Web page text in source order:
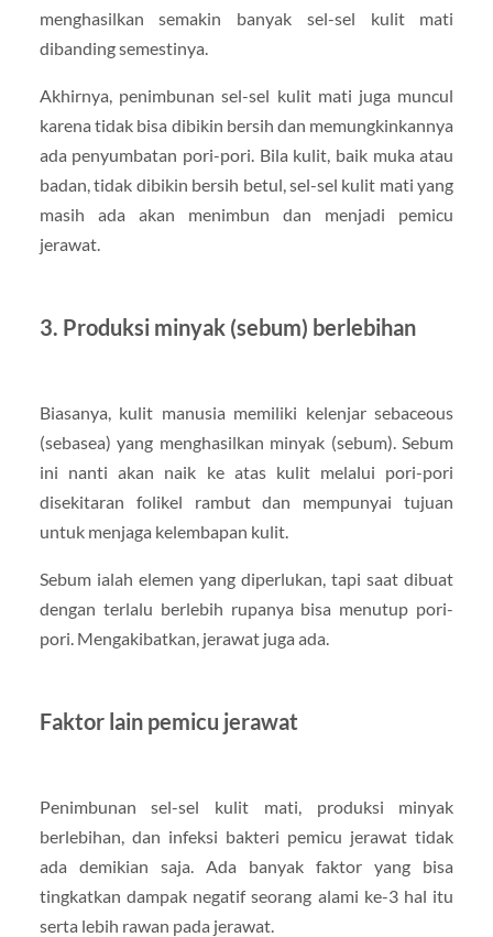
menghasilkan semakin banyak sel-sel kulit mati
dibanding semestinya.
Akhirnya, penimbunan sel-sel kulit mati juga muncul
karena tidak bisa dibikin bersih dan memungkinkannya
ada penyumbatan pori-pori. Bila kulit, baik muka atau
badan, tidak dibikin bersih betul, sel-sel kulit mati yang
masih ada akan menimbun dan menjadi pemicu
jerawat.
3. Produksi minyak (sebum) berlebihan
Biasanya, kulit manusia memiliki kelenjar sebaceous
(sebasea) yang menghasilkan minyak (sebum). Sebum
ini nanti akan naik ke atas kulit melalui pori-pori
disekitaran folikel rambut dan mempunyai tujuan
untuk menjaga kelembapan kulit.
Sebum ialah elemen yang diperlukan, tapi saat dibuat
dengan terlalu berlebih rupanya bisa menutup pori-
pori. Mengakibatkan, jerawat juga ada.
Faktor lain pemicu jerawat
Penimbunan sel-sel kulit mati, produksi minyak
berlebihan, dan infeksi bakteri pemicu jerawat tidak
ada demikian saja. Ada banyak faktor yang bisa
tingkatkan dampak negatif seorang alami ke-3 hal itu
serta lebih rawan pada jerawat.